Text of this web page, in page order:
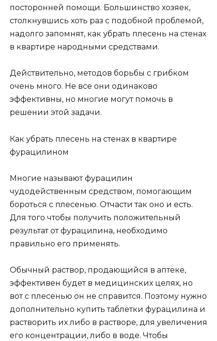
посторонней помощи. Большинство хозяек,
столкнувшись хоть раз с подобной проблемой,
надолго запомнят, как убрать плесень на стенах
в квартире народными средствами.
Действительно, методов борьбы с грибком
очень много. Не все они одинаково
эффективны, но многие могут помочь в
решении этой задачи.
Как убрать плесень на стенах в квартире
фурацилином
Многие называют фурацилин
чудодейственным средством, помогающим
бороться с плесенью. Отчасти так оно и есть.
Для того чтобы получить положительный
результат от фурацилина, необходимо
правильно его применять.
Обычный раствор, продающийся в аптеке,
эффективен будет в медицинских целях, но
вот с плесенью он не справится. Поэтому нужно
дополнительно купить таблетки фурацилина и
растворить их либо в растворе, для увеличения
его концентрации, либо в воде. Чтобы